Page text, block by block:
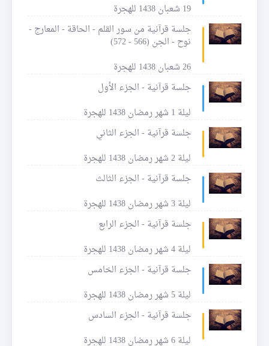
19 شعبان 1438 للهجرة
جلسة قرآنية من سور القلم - الحاقة - المعارج -
نوح - الجن (566 - 572)
26 شعبان 1438 للهجرة
جلسة قرآنية - الجزء الأول
ليلة 1 شهر رمضان 1438 للهجرة
جلسة قرآنية - الجزء الثاني
ليلة 2 شهر رمضان 1438 للهجرة
جلسة قرآنية - الجزء الثالث
ليلة 3 شهر رمضان 1438 للهجرة
جلسة قرآنية - الجزء الرابع
ليلة 4 شهر رمضان 1438 للهجرة
جلسة قرآنية - الجزء الخامس
ليلة 5 شهر رمضان 1438 للهجرة
جلسة قرآنية - الجزء السادس
ليلة 6 شهر رمضان 1438 للهجرة